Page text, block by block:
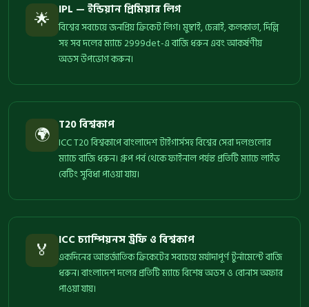
🌟 IPL — ইন্ডিয়ান প্রিমিয়ার লিগ
বিশ্বের সবচেয়ে জনপ্রিয় ক্রিকেট লিগ। মুম্বাই, চেন্নাই, কলকাতা, দিল্লি
সহ সব দলের ম্যাচে 2999det-এ বাজি ধরুন এবং আকর্ষণীয়
অডস উপভোগ করুন।
🌍 T20 বিশ্বকাপ
ICC T20 বিশ্বকাপে বাংলাদেশ টাইগার্সসহ বিশ্বের সেরা দলগুলোর
ম্যাচে বাজি ধরুন। গ্রুপ পর্ব থেকে ফাইনাল পর্যন্ত প্রতিটি ম্যাচে লাইভ
বেটিং সুবিধা পাওয়া যায়।
🏅 ICC চ্যাম্পিয়নস ট্রফি ও বিশ্বকাপ
একদিনের আন্তর্জাতিক ক্রিকেটের সবচেয়ে মর্যাদাপূর্ণ টুর্নামেন্টে বাজি
ধরুন। বাংলাদেশ দলের প্রতিটি ম্যাচে বিশেষ অডস ও বোনাস অফার
পাওয়া যায়।